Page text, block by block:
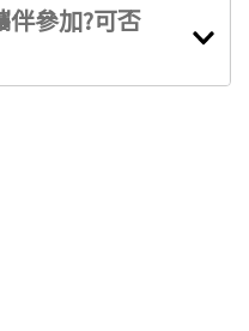
伴參加?可否